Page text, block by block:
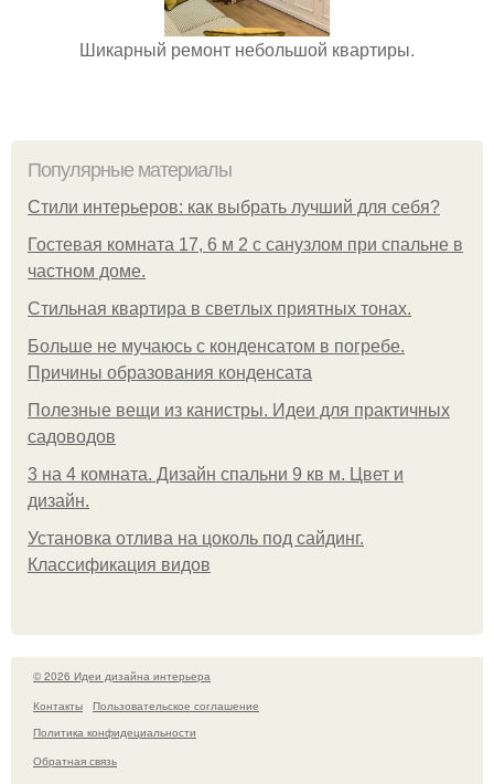
Шикарный ремонт небольшой квартиры.
Популярные материалы
Стили интерьеров: как выбрать лучший для себя?
Гостевая комната 17, 6 м 2 с санузлом при спальне в
частном доме.
Стильная квартира в светлых приятных тонах.
Больше не мучаюсь с конденсатом в погребе.
Причины образования конденсата
Полезные вещи из канистры. Идеи для практичных
садоводов
3 на 4 комната. Дизайн спальни 9 кв м. Цвет и
дизайн.
Установка отлива на цоколь под сайдинг.
Классификация видов
© 2026 Идеи дизайна интерьера
Контакты
Пользовательское соглашение
Политика конфидециальности
Обратная связь